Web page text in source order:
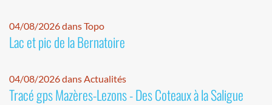
04/08/2026 dans Topo
Lac et pic de la Bernatoire
04/08/2026 dans Actualités
Tracé gps Mazères-Lezons - Des Coteaux à la Saligue